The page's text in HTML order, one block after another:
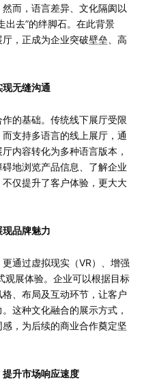
而，语言差异、文化隔阂以
出去”的绊脚石。在此背景
，正成为企业突破壁垒、高
无缝沟通
的基础。传统线下展厅受限
支持多语言的线上展厅，通
内容转化为多种语言版本，
地浏览产品信息、了解企业
仅提升了客户体验，更大大
品牌魅力
通过虚拟现实（VR）、增强
观展体验。企业可以根据目标
、布局及互动环节，让客户
这种文化融合的展示方式，
，为后续的商业合作奠定坚
升市场响应速度